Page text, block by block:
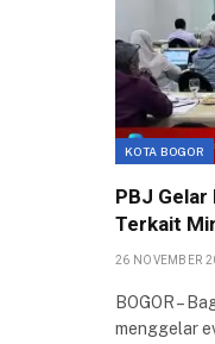
KOTA BOGOR
PBJ Gelar
Terkait
26 NOVEMBER
BOGOR –
menggelar